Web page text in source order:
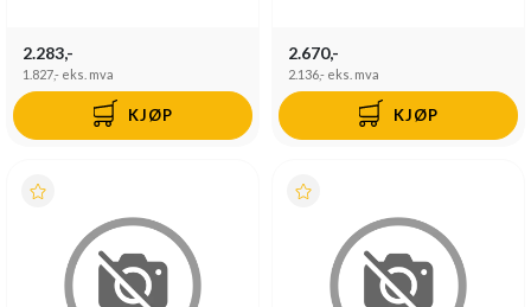
2.283,-
1.827,- eks. mva
KJØP
2.670,-
2.136,- eks. mva
KJØP